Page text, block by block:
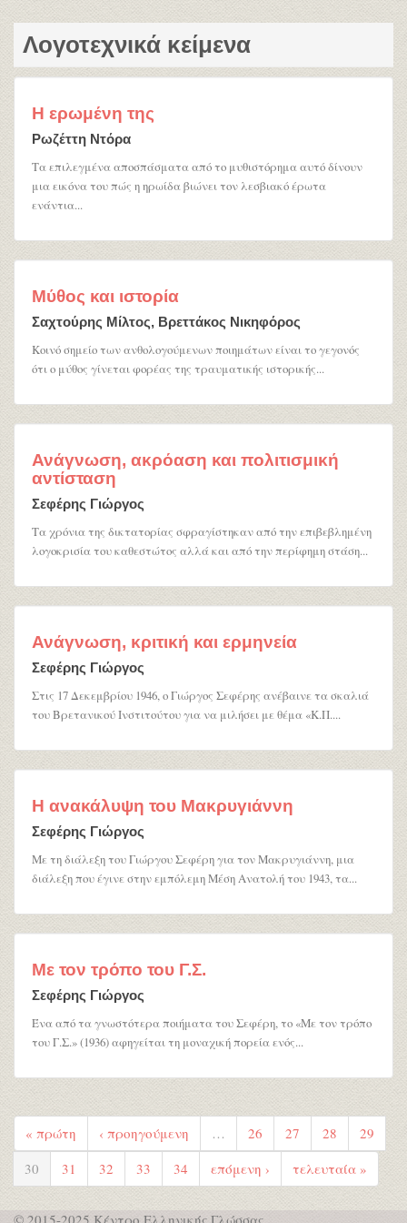
Λογοτεχνικά κείμενα
Η ερωμένη της
Ρωζέττη Ντόρα
Τα επιλεγμένα αποσπάσματα από το μυθιστόρημα αυτό δίνουν
μια εικόνα του πώς η ηρωίδα βιώνει τον λεσβιακό έρωτα
ενάντια...
Μύθος και ιστορία
Σαχτούρης Μίλτος, Βρεττάκος Νικηφόρος
Κοινό σημείο των ανθολογούμενων ποιημάτων είναι το γεγονός
ότι ο μύθος γίνεται φορέας της τραυματικής ιστορικής...
Ανάγνωση, ακρόαση και πολιτισμική
αντίσταση
Σεφέρης Γιώργος
Τα χρόνια της δικτατορίας σφραγίστηκαν από την επιβεβλημένη
λογοκρισία του καθεστώτος αλλά και από την περίφημη στάση...
Ανάγνωση, κριτική και ερμηνεία
Σεφέρης Γιώργος
Στις 17 Δεκεμβρίου 1946, ο Γιώργος Σεφέρης ανέβαινε τα σκαλιά
του Βρετανικού Ινστιτούτου για να μιλήσει με θέμα «Κ.Π....
Η ανακάλυψη του Μακρυγιάννη
Σεφέρης Γιώργος
Με τη διάλεξη του Γιώργου Σεφέρη για τον Μακρυγιάννη, μια
διάλεξη που έγινε στην εμπόλεμη Μέση Ανατολή του 1943, τα...
Με τον τρόπο του Γ.Σ.
Σεφέρης Γιώργος
Ένα από τα γνωστότερα ποιήματα του Σεφέρη, το «Με τον τρόπο
του Γ.Σ.» (1936) αφηγείται τη μοναχική πορεία ενός...
« πρώτη ‹ προηγούμενη … 26 27 28
29
30
31 32 33 34 επόμενη › τελευταία »
© 2015-2025 Κέντρο Ελληνικής Γλώσσας